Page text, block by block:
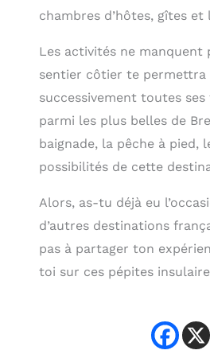
chambres d’hôtes, gîtes
Les activités ne manquent
sentier côtier te permettra
successivement toutes
parmi les plus belles de
baignade, la pêche à
possibilités de cette
Alors, as-tu déjà eu
d’autres destinations
pas à partager ton
toi sur ces pépites